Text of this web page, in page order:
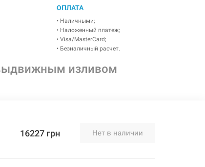
ОПЛАТА
• Наличными;
• Наложенный платеж;
• Visa/MasterCard;
• Безналичный расчет.
изливом
16227 грн Нет в наличии